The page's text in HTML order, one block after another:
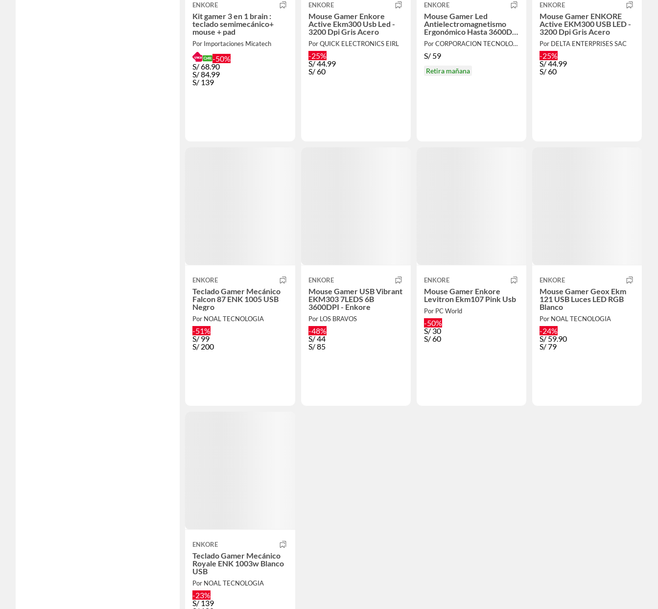
ENKORE
Kit gamer 3 en 1 brain :
teclado semimecánico+
mouse + pad
Por Importaciones Micatech
-50%
S/68.90
S/84.99
S/ 139
ENKORE
Mouse Gamer Enkore
Active Ekm300 Usb Led -
3200 Dpi Gris Acero
Por QUICK ELECTRONICS EIRL
-25%
S/44.99
S/60
ENKORE
Mouse Gamer Led
Antielectromagnetismo
Ergonómico Hasta 3600Dpi
Brain
Por CORPORACION TECNOLOGIA AVANZADA
S/ 59
Retira mañana
ENKORE
Mouse Gamer ENKORE
Active EKM300 USB LED -
3200 Dpi Gris Acero
Por DELTA ENTERPRISES SAC
-25%
S/44.99
S/60
ENKORE
Teclado Gamer Mecánico
Falcon 87 ENK 1005 USB
Negro
Por NOAL TECNOLOGIA
-51%
S/ 99
S/ 200
ENKORE
Mouse Gamer USB Vibrant
EKM303 7LEDS 6B
3600DPI - Enkore
Por LOS BRAVOS
-48%
S/44
S/85
ENKORE
Mouse Gamer Enkore
Levitron Ekm107 Pink Usb
Por PC World
-50%
S/ 30
S/60
ENKORE
Mouse Gamer Geox Ekm
121 USB Luces LED RGB
Blanco
Por NOAL TECNOLOGIA
-24%
S/ 59.90
S/79
ENKORE
Teclado Gamer Mecánico
Royale ENK 1003w Blanco
USB
Por NOAL TECNOLOGIA
-23%
S/ 139